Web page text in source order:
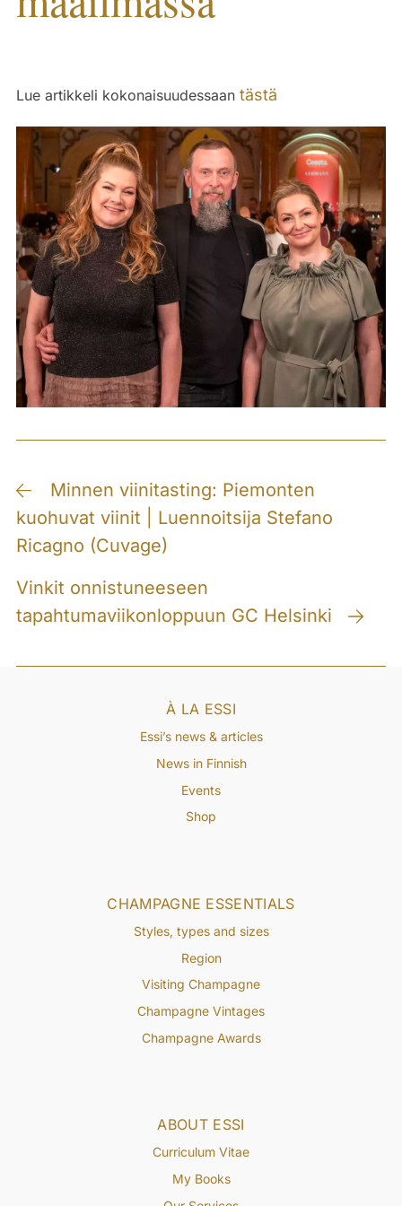
Lue artikkeli kokonaisuudessaan tästä
Post
navigation
Minnen viinitasting: Piemonten
kuohuvat viinit | Luennoitsija Stefano
Ricagno (Cuvage)
Vinkit onnistuneeseen
tapahtumaviikonloppuun GC Helsinki
ABOUT ESSI
Curriculum Vitae
My Books
CHAMPAGNE ESSENTIALS
Styles, types and sizes
Region
Visiting Champagne
Champagne Vintages
Champagne Awards
À LA ESSI
Essi’s news & articles
News in Finnish
Events
Shop